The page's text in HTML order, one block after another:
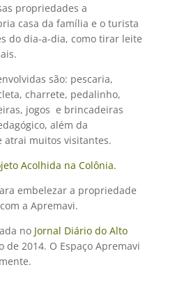
propriedades a
casa da família e o turista
do dia-a-dia, como tirar leite
são: pescaria,
charrete, pedalinho,
jogos e brincadeiras
além da
atrai muitos visitantes.
Acolhida na Colônia.
embelezar a propriedade
a Apremavi.
no Jornal Diário do Alto
2014. O Espaço Apremavi